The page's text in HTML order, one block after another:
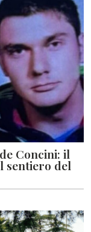
Concini: il
sentiero del